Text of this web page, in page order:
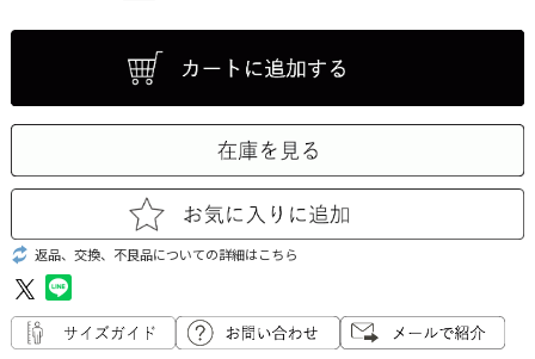
返品、交換、不良品についての詳細はこちら